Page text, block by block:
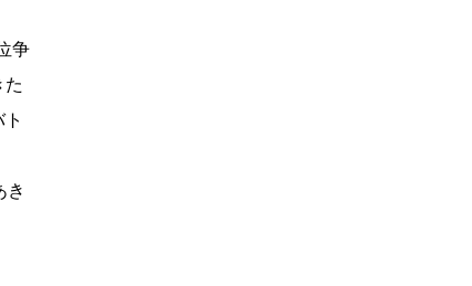
争
た
き